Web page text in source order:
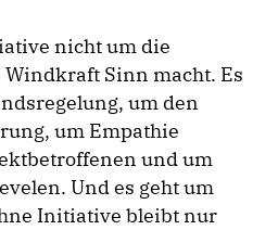
nicht um die
Windkraft Sinn macht. Es
um den
um Empathie
und um
Und es geht um
Initiative bleibt nur